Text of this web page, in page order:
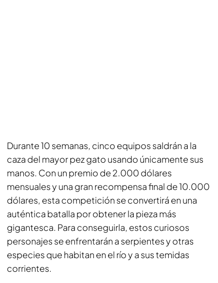
Durante 10 semanas, cinco equipos saldrán a la
caza del mayor pez gato usando únicamente sus
manos. Con un premio de 2.000 dólares
mensuales y una gran recompensa final de 10.000
dólares, esta competición se convertirá en una
auténtica batalla por obtener la pieza más
gigantesca. Para conseguirla, estos curiosos
personajes se enfrentarán a serpientes y otras
especies que habitan en el río y a sus temidas
corrientes.